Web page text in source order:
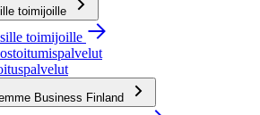
toimijoille
toimijoille
Business Finland